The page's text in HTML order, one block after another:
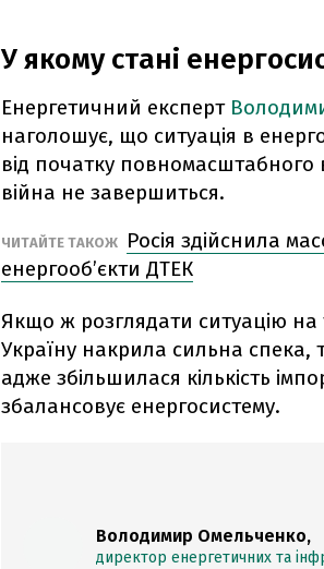
У якому стані
Енергетичний експерт
наголошує, що ситуація в
від початку повномасштабного
війна не завершиться.
ЧИТАЙТЕ ТАКОЖ
Росія здійснила
енергооб’єкти ДТЕК
Якщо ж розглядати ситуацію на
Україну накрила сильна спека,
адже збільшилася кількість
збалансовує енергосистему.
Володимир Омельченко,
директор енергетичних та